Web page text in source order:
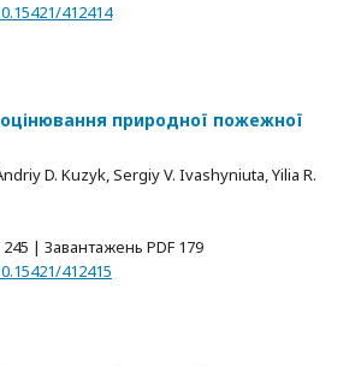
412414
оцінювання природної пожежної
D. Kuzyk, Sergiy V. Ivashyniuta, Yilia R.
245 | Завантажень PDF 179
412415